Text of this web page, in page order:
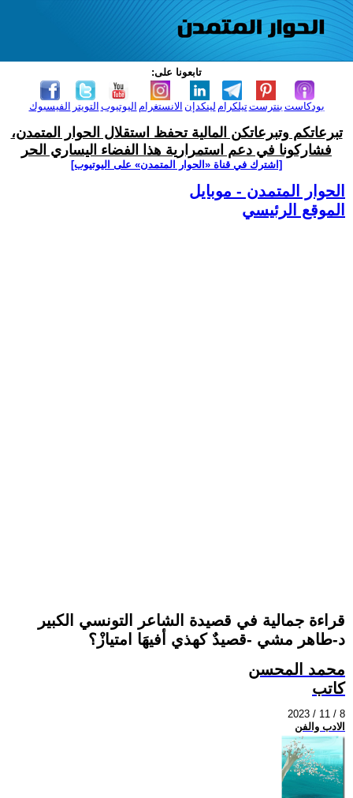
تابعونا على:
الفيسبوك التويتر اليوتيوب الانستغرام لينكدإن تيلكرامبنترست بودكاست
تبرعاتكم وتبرعاتكن المالية تحفظ استقلال الحوار المتمدن،
فشاركونا في دعم استمرارية هذا الفضاء اليساري الحر
[اشترك في قناة ‫«الحوار المتمدن» على اليوتيوب]
الحوار المتمدن - موبايل
الموقع الرئيسي
قراءة جمالية في قصيدة الشاعر التونسي الكبير
د-طاهر مشي -قصيدٌ كهذي أفيهَا امتيازْ؟
محمد المحسن
كاتب
2023 / 11 / 8
الادب والفن